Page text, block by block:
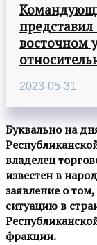
восточном
2023-05-31
Буквально на
владелец
известен в
заявление о
ситуацию в
фракции.